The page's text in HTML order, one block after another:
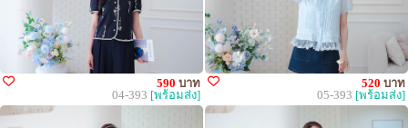
590 บาท
04-393 [พร้อมส่ง]
520 บาท
05-393 [พร้อมส่ง]